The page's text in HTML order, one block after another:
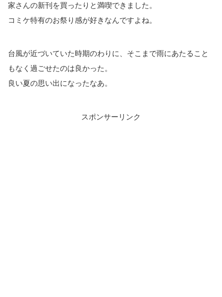
家さんの新刊を買ったりと満喫できました。
コミケ特有のお祭り感が好きなんですよね。
台風が近づいていた時期のわりに、そこまで雨にあたること
もなく過ごせたのは良かった。
良い夏の思い出になったなあ。
スポンサーリンク